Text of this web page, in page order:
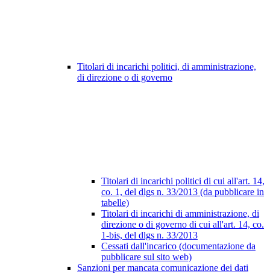
Titolari di incarichi politici, di amministrazione,
di direzione o di governo
Titolari di incarichi politici di cui all'art. 14,
co. 1, del dlgs n. 33/2013 (da pubblicare in
tabelle)
Titolari di incarichi di amministrazione, di
direzione o di governo di cui all'art. 14, co.
1-bis, del dlgs n. 33/2013
Cessati dall'incarico (documentazione da
pubblicare sul sito web)
Sanzioni per mancata comunicazione dei dati